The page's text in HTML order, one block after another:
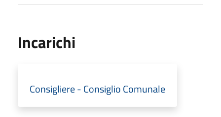
Incarichi
Consigliere - Consiglio Comunale